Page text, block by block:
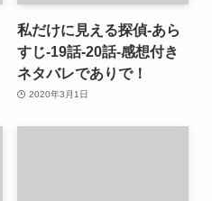
私だけに見える探偵-あら
すじ-19話-20話-感想付き
ネタバレでありで！
2020年3月1日